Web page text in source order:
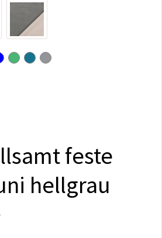
feste
hellgrau